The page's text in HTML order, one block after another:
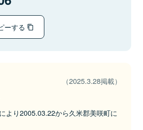
ーする
（2025.3.28掲載）
より2005.03.22から久米郡美咲町に